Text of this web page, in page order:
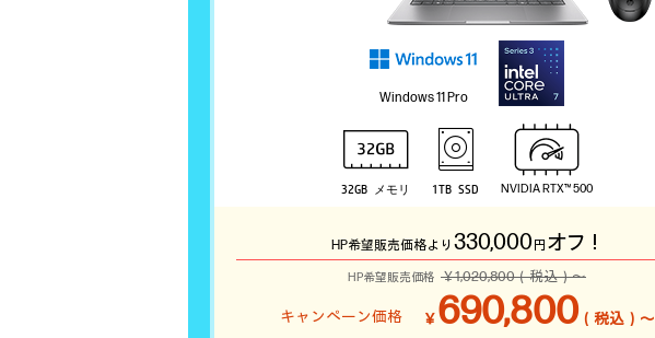
Windows 11 Pro
32GB メモリ 1TB SSD NVIDIA RTX™ 500
HP希望販売価格より330,000円 オフ！
HP希望販売価格 ￥1,020,800（税込）～
￥690,800（税込）～